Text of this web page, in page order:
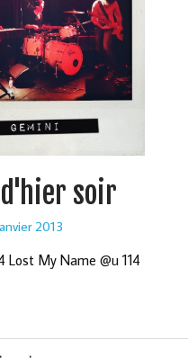
d'hier soir
2013
Lost My Name @u 114